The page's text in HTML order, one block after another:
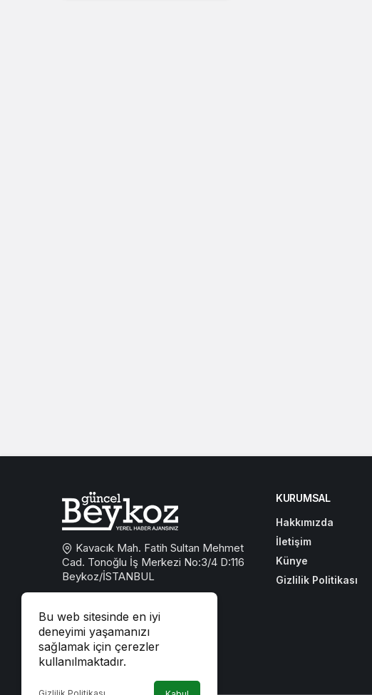
Bu web sitesinde en iyi
deneyimi yaşamanızı
sağlamak için çerezler
kullanılmaktadır.
Kavacık Mah. Fatih Sultan Mehmet
Cad. Tonoğlu İş Merkezi No:3/4 D:116
Beykoz/İSTANBUL
beykozguncel@gmail.com
iletisim@beykozguncel.com
KURUMSAL
Hakkımızda
İletişim
Künye
Gizlilik Politikası